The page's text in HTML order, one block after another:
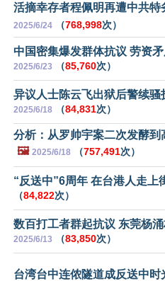
活摘幸存者程佩明再遭中共特
2025/6/24 （768,998次）
中国密集爆发群体抗议 劳资
2025/6/23 （85,760次）
异议人士陈云飞出狱后警续
2025/6/18 （84,831次）
分析：从罗帅宇案二次发酵到
🖼️ 2025/6/18 （757,491次）
“反送中”6周年 在台港人走上
（84,822次）
数百打工者群起抗议 东莞杨
2025/6/13 （83,850次）
台湾台中连侬隧道成反送中时